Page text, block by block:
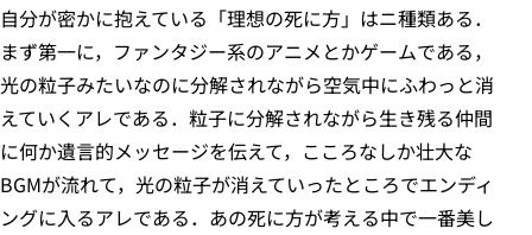
自分が密かに抱えている「理想の死に方」はニ種類ある．
まず第一に，ファンタジー系のアニメとかゲームである，
光の粒子みたいなのに分解されながら空気中にふわっと消
えていくアレである．粒子に分解されながら生き残る仲間
に何か遺言的メッセージを伝えて，こころなしか壮大な
BGMが流れて，光の粒子が消えていったところでエンディ
ングに入るアレである．あの死に方が考える中で一番美し